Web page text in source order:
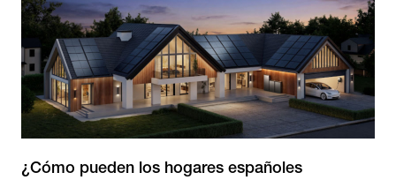
¿Cómo pueden los hogares españoles